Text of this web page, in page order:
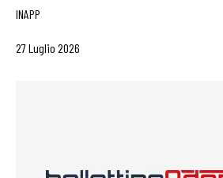
INAPP
27 Luglio 2026